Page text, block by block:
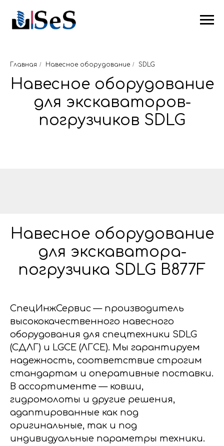
Главная / Навесное оборудование / SDLG
Навесное оборудование
для экскаваторов-
погрузчиков SDLG
Навесное оборудование
для экскаватора-
погрузчика SDLG B877F
СпецИнжСервис — производитель
высококачественного навесного
оборудования для спецтехники SDLG
(СДЛГ) и LGCE (ЛГСЕ). Мы гарантируем
надежность, соответствие строгим
стандартам и оперативные поставки.
В ассортименте — ковши,
гидромолоты и другие решения,
адаптированные как под
оригинальные, так и под
индивидуальные параметры техники.